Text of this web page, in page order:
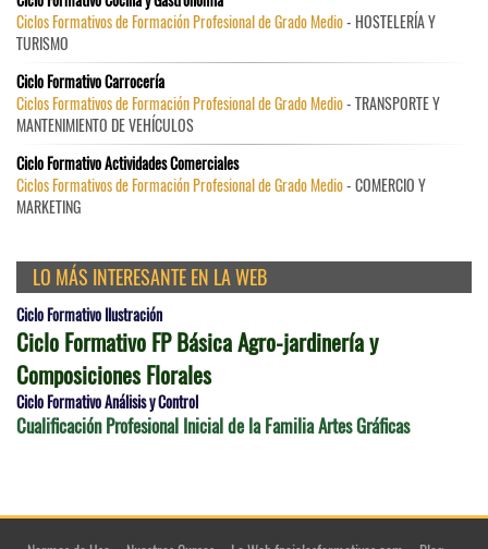
Ciclos Formativos de Formación Profesional de Grado Medio- HOSTELERÍA Y
TURISMO
Ciclo Formativo Carrocería
Ciclos Formativos de Formación Profesional de Grado Medio- TRANSPORTE Y
MANTENIMIENTO DE VEHÍCULOS
Ciclo Formativo Actividades Comerciales
Ciclos Formativos de Formación Profesional de Grado Medio- COMERCIO Y
MARKETING
LO MÁS INTERESANTE EN LA WEB
Ciclo Formativo Ilustración
Ciclo Formativo FP Básica Agro-jardinería y
Composiciones Florales
Ciclo Formativo Análisis y Control
Cualificación Profesional Inicial de la Familia Artes Gráficas